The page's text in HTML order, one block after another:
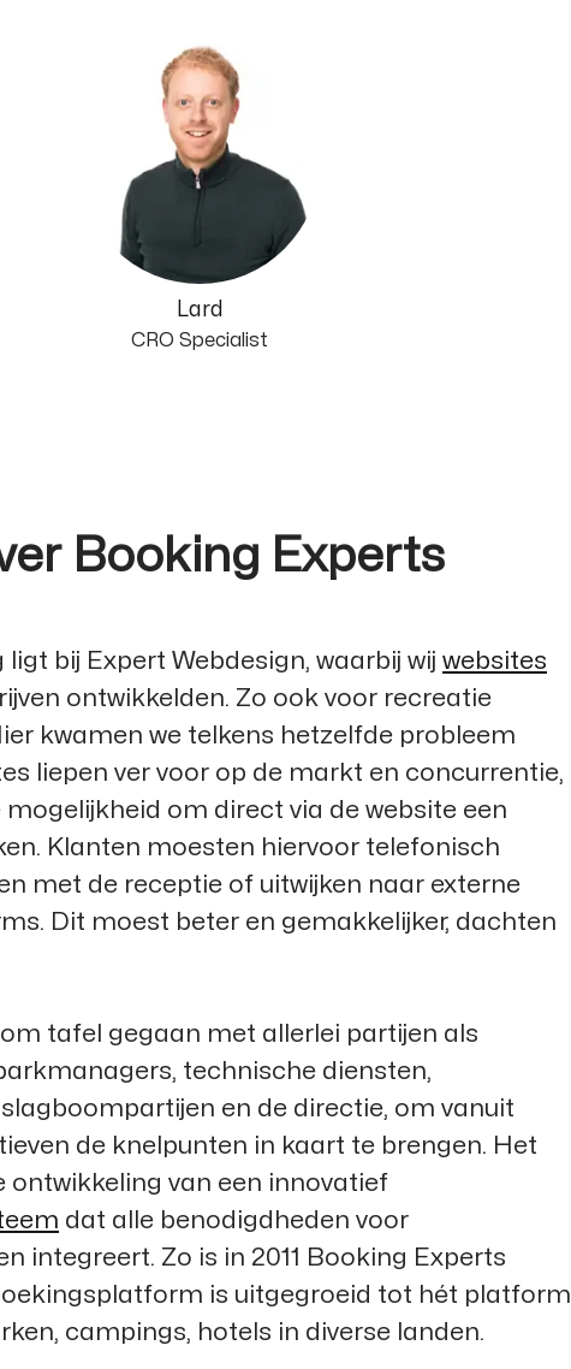
Lard
CRO Specialist
Booking Experts
ligt bij Expert Webdesign, waarbij wij websites
ontwikkelden. Zo ook voor recreatie
kwamen we telkens hetzelfde probleem
liepen ver voor op de markt en concurrentie,
om direct via de website een
Klanten moesten hiervoor telefonisch
met de receptie of uitwijken naar externe
Dit moest beter en gemakkelijker, dachten
tafel gegaan met allerlei partijen als
technische diensten,
en de directie, om vanuit
de knelpunten in kaart te brengen. Het
ontwikkeling van een innovatief
dat alle benodigdheden voor
integreert. Zo is in 2011 Booking Experts
is uitgegroeid tot hét platform
campings, hotels in diverse landen.